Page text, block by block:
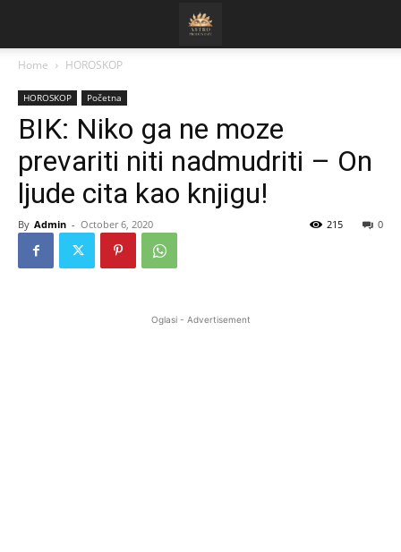
Home HOROSKOP
HOROSKOP Početna
BIK: Niko ga ne moze
prevariti niti nadmudriti – On
ljude cita kao knjigu!
By Admin - October 6, 2020 0
215
Oglasi - Advertisement